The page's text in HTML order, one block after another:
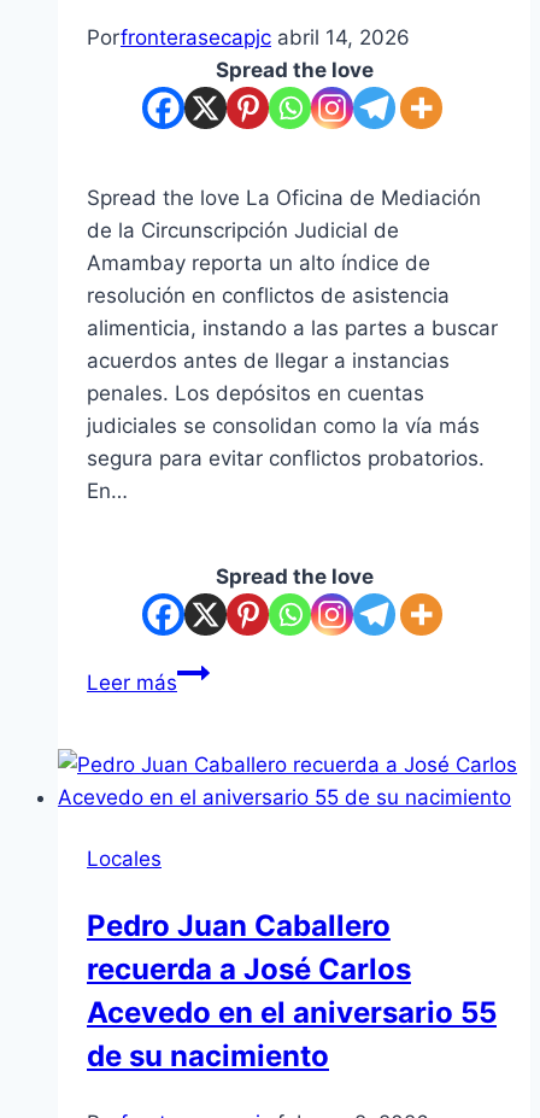
Porfronterasecapjc abril 14, 2026
Spread the love
Spread the love La Oficina de Mediación
de la Circunscripción Judicial de
Amambay reporta un alto índice de
resolución en conflictos de asistencia
alimenticia, instando a las partes a buscar
acuerdos antes de llegar a instancias
penales. Los depósitos en cuentas
judiciales se consolidan como la vía más
segura para evitar conflictos probatorios.
En…
Spread the love
Leer másMediación
Amambay
logra
75%
de
casos
de
niñez
Locales
Pedro Juan Caballero
recuerda a José Carlos
Acevedo en el aniversario 55
de su nacimiento